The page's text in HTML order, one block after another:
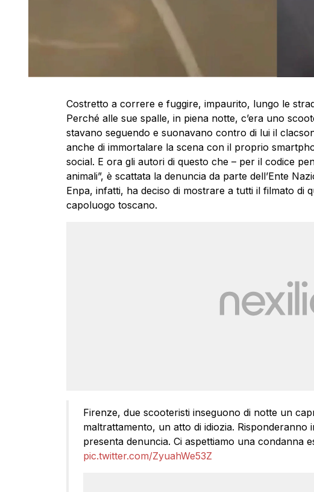
Costretto a correre e fuggire, impaurito, lungo le
Perché alle sue spalle, in piena notte, c’era uno
stavano seguendo e suonavano contro di lui il
anche di immortalare la scena con il proprio
social. E ora gli autori di questo che – per il codice
animali”, è scattata la denuncia da parte dell’Ente
Enpa, infatti, ha deciso di mostrare a tutti il filmato di
capoluogo toscano.
Firenze, due scooteristi inseguono di notte un
maltrattamento, un atto di idiozia. Risponderanno
presenta denuncia. Ci aspettiamo una condanna
pic.twitter.com/ZyuahWe53Z